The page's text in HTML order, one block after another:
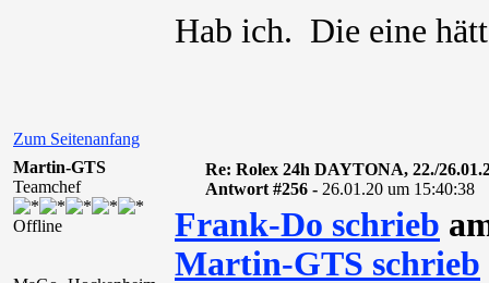
Hab ich. Die eine
Zum Seitenanfang
Martin-GTS
Teamchef
Offline
Re: Rolex 24h DAYTONA, 22./
Antwort #256 - 26.01.20 um 15:40:38
Frank-Do schrieb
Martin-GTS schrieb